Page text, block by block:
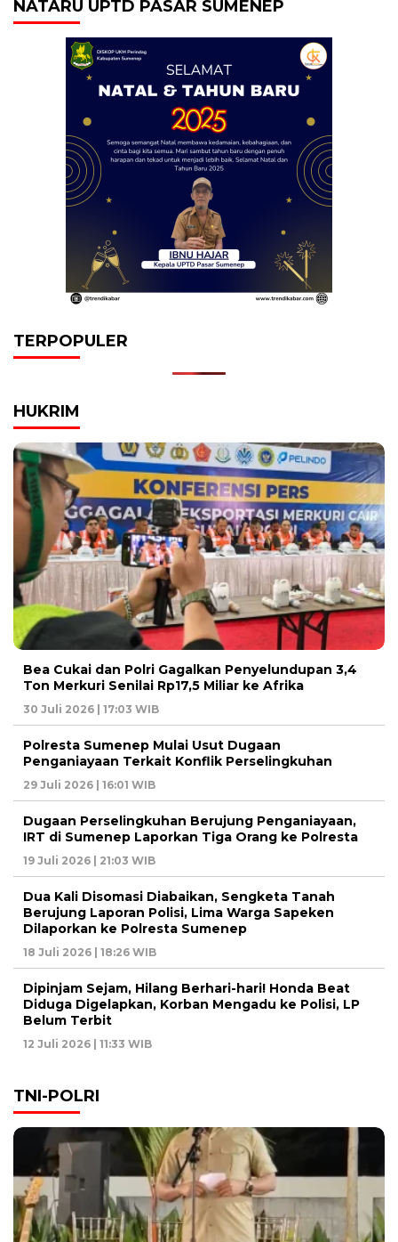
NATARU UPTD PASAR SUMENEP
TERPOPULER
HUKRIM
Bea Cukai dan Polri Gagalkan Penyelundupan 3,4
Ton Merkuri Senilai Rp17,5 Miliar ke Afrika
30 Juli 2026 | 17:03 WIB
Polresta Sumenep Mulai Usut Dugaan
Penganiayaan Terkait Konflik Perselingkuhan
29 Juli 2026 | 16:01 WIB
Dugaan Perselingkuhan Berujung Penganiayaan,
IRT di Sumenep Laporkan Tiga Orang ke Polresta
19 Juli 2026 | 21:03 WIB
Dua Kali Disomasi Diabaikan, Sengketa Tanah
Berujung Laporan Polisi, Lima Warga Sapeken
Dilaporkan ke Polresta Sumenep
18 Juli 2026 | 18:26 WIB
Dipinjam Sejam, Hilang Berhari-hari! Honda Beat
Diduga Digelapkan, Korban Mengadu ke Polisi, LP
Belum Terbit
12 Juli 2026 | 11:33 WIB
TNI-POLRI